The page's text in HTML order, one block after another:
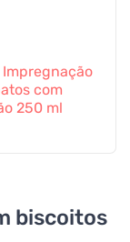
Impregnação
com
250 ml
biscoitos